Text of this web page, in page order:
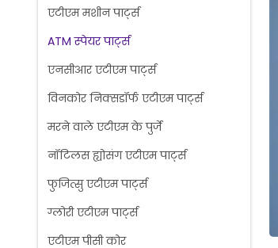
एटीएम मशीन पार्ट्स
ATM स्पेयर पार्ट्स
एनसीआर एटीएम पार्ट्स
विनकोर निक्सडॉर्फ एटीएम पार्ट्स
मरने वाले एटीएम के पुर्जे
नॉटिलस ह्योसंग एटीएम पार्ट्स
फुजित्सु एटीएम पार्ट्स
ग्लोरी एटीएम पार्ट्स
एटीएम पीसी कोर